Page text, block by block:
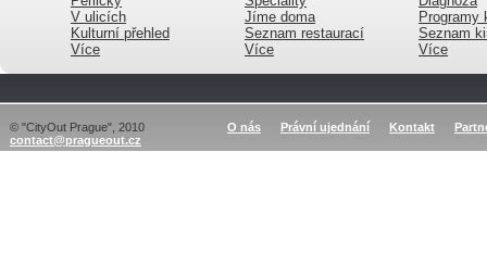
V ulicích
Kulturní přehled
Více
Jíme doma
Seznam restaurací
Více
Programy
Seznam
Více
© "CityOut Prague", 2010
contact@pragueout.cz
O nás Právní ujednání Kontakt